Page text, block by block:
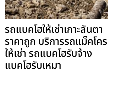
รถแบคโฮให้เช่าเกาะลันตา
ราคาถูก บริการรถแม็คโคร
ให้เช่า รถแบคโฮรับจ้าง
แบคโฮรับเหมา